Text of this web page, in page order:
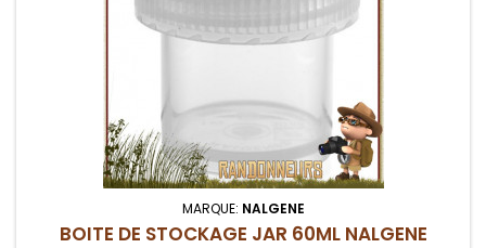
MARQUE: NALGENE
BOITE DE STOCKAGE JAR 60ML NALGENE